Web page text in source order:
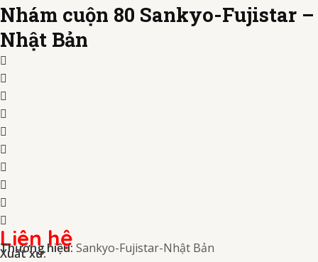
Nhám cuộn 80 Sankyo-Fujistar –
Nhật Bản
Liên hệ
Thương hiệu: Sankyo-Fujistar-Nhật Bản
Xuất xứ: